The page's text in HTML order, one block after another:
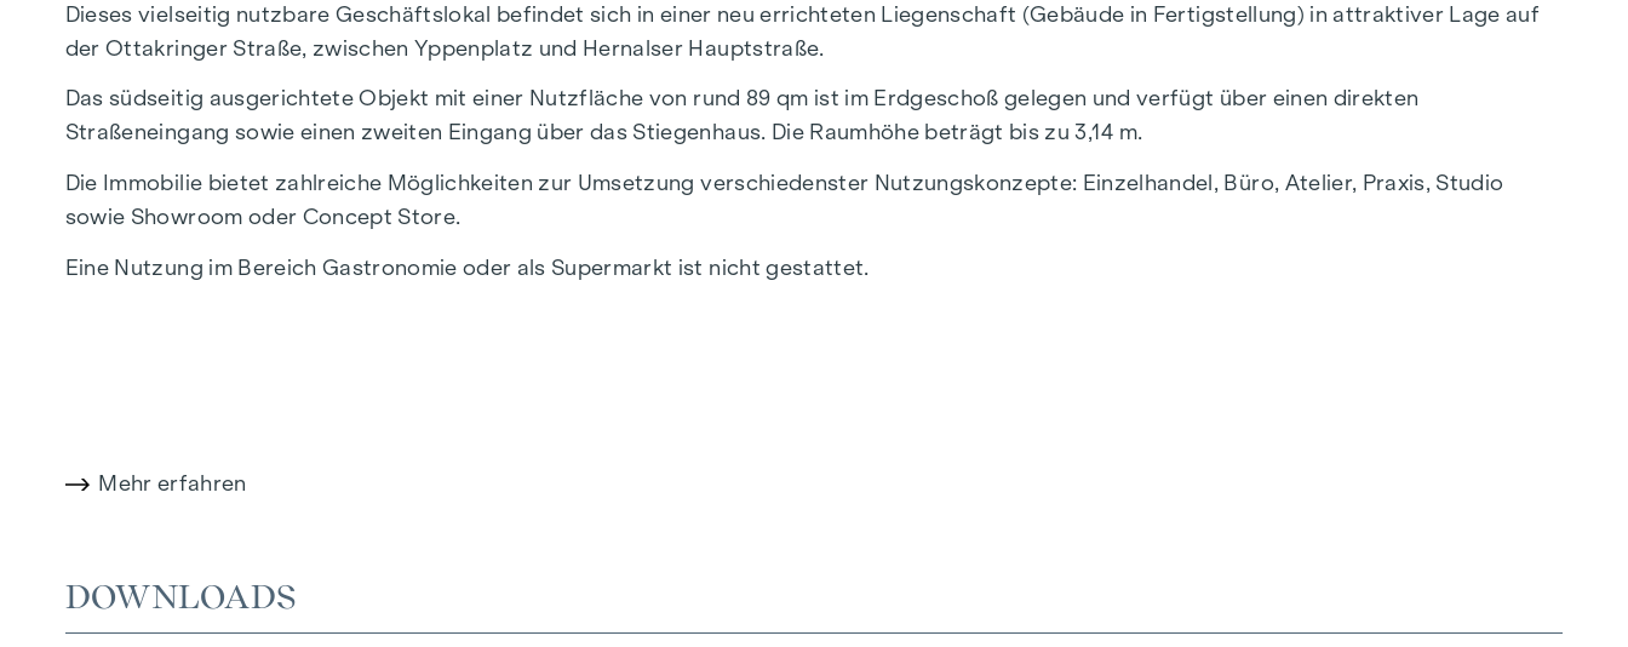
Dieses vielseitig nutzbare Geschäftslokal befindet sich in einer neu errichteten Liegenschaft (Gebäude in Fertigstellung) in attraktiver Lage auf
der Ottakringer Straße, zwischen Yppenplatz und Hernalser Hauptstraße.
Das südseitig ausgerichtete Objekt mit einer Nutzfläche von rund 89 qm ist im Erdgeschoß gelegen und verfügt über einen direkten
Straßeneingang sowie einen zweiten Eingang über das Stiegenhaus. Die Raumhöhe beträgt bis zu 3,14 m.
Die Immobilie bietet zahlreiche Möglichkeiten zur Umsetzung verschiedenster Nutzungskonzepte: Einzelhandel, Büro, Atelier, Praxis, Studio
sowie Showroom oder Concept Store.
Eine Nutzung im Bereich Gastronomie oder als Supermarkt ist nicht gestattet.
werden.
Fertigstellung
Mehr erfahren
DOWNLOADS